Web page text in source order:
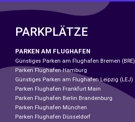
PARKPLÄTZE
PARKEN AM FLUGHAFEN
Günstiges Parken am Flughafen Bremen (BRE)
Parken Flughafen Hamburg
Günstiges Parken am Flughafen Leipzig (LEJ)
Parken Flughafen Frankfurt Main
Parken Flughafen Berlin Brandenburg
Parken Flughafen München
Parken Flughafen Düsseldorf